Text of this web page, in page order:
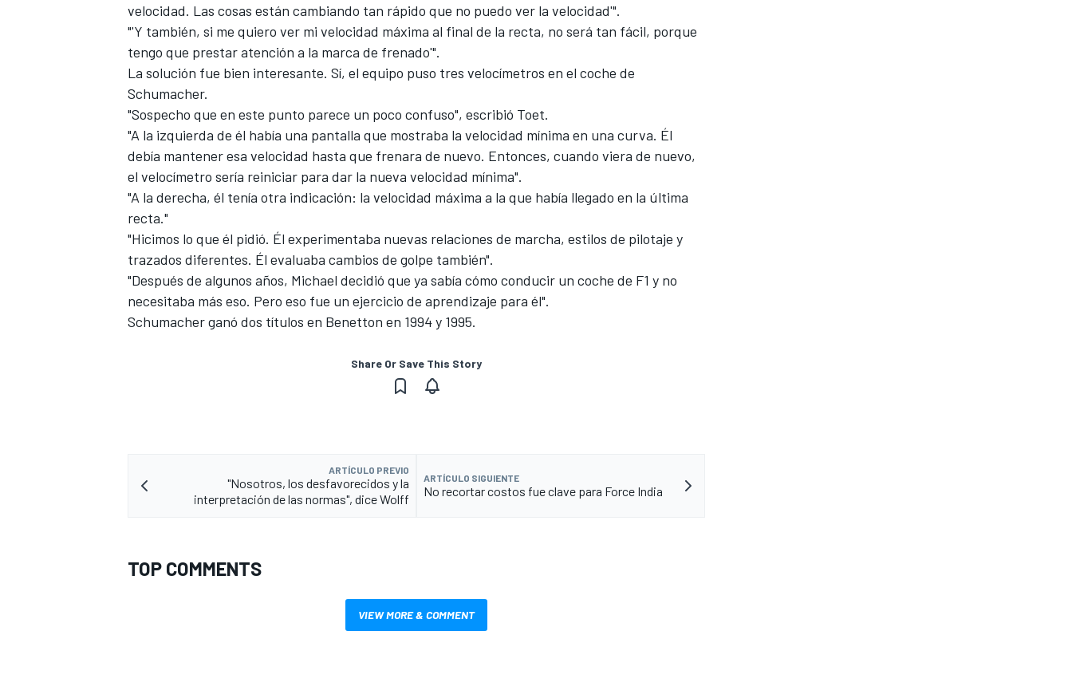
velocidad. Las cosas están cambiando tan rápido que no puedo ver la velocidad'".
"'Y también, si me quiero ver mi velocidad máxima al final de la recta, no será tan fácil, porque
tengo que prestar atención a la marca de frenado'".
La solución fue bien interesante. Sí, el equipo puso tres velocímetros en el coche de
Schumacher.
"Sospecho que en este punto parece un poco confuso", escribió Toet.
"A la izquierda de él había una pantalla que mostraba la velocidad mínima en una curva. Él
debía mantener esa velocidad hasta que frenara de nuevo. Entonces, cuando viera de nuevo,
el velocímetro sería reiniciar para dar la nueva velocidad mínima".
"A la derecha, él tenía otra indicación: la velocidad máxima a la que había llegado en la última
recta."
"Hicimos lo que él pidió. Él experimentaba nuevas relaciones de marcha, estilos de pilotaje y
trazados diferentes. Él evaluaba cambios de golpe también".
"Después de algunos años, Michael decidió que ya sabía cómo conducir un coche de F1 y no
necesitaba más eso. Pero eso fue un ejercicio de aprendizaje para él".
Schumacher ganó dos títulos en Benetton en 1994 y 1995.
Share Or Save This Story
ARTÍCULO PREVIO
"Nosotros, los desfavorecidos y la
interpretación de las normas", dice Wolff
ARTÍCULO SIGUIENTE
No recortar costos fue clave para Force India
TOP COMMENTS
VIEW MORE & COMMENT